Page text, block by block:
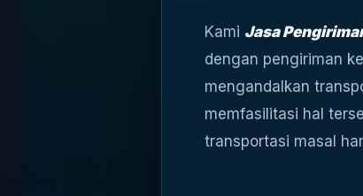
Kami Jasa
dengan pengiriman
mengandalkan
memfasilitasi hal
transportasi masal